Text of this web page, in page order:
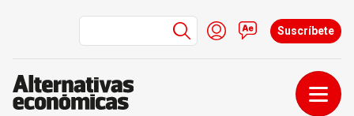
Menú de cuenta de
Iniciar sesión
Contacto
Suscríbete